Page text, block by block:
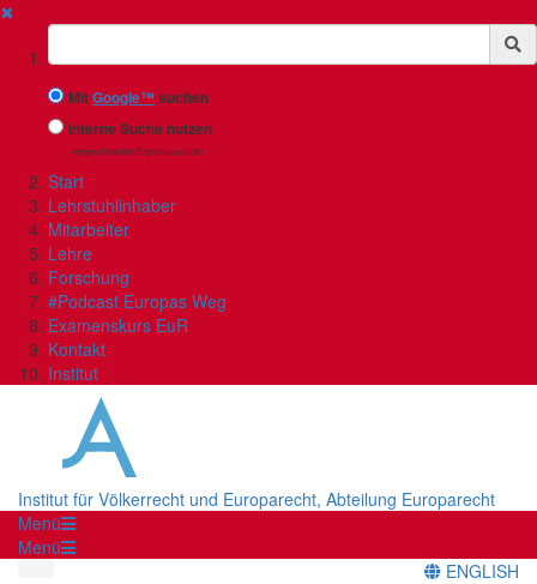
✖
Suchbegriff
MitGoogle™suchen
Interne Suche nutzen
(eingeschränkte Ergebnisqualität)
Start
Lehrstuhlinhaber
Mitarbeiter
Lehre
Forschung
#Podcast Europas Weg
Examenskurs EuR
Kontakt
Institut
Institut für Völkerrecht und Europarecht, Abteilung Europarecht
Menü
Menü
ENGLISH